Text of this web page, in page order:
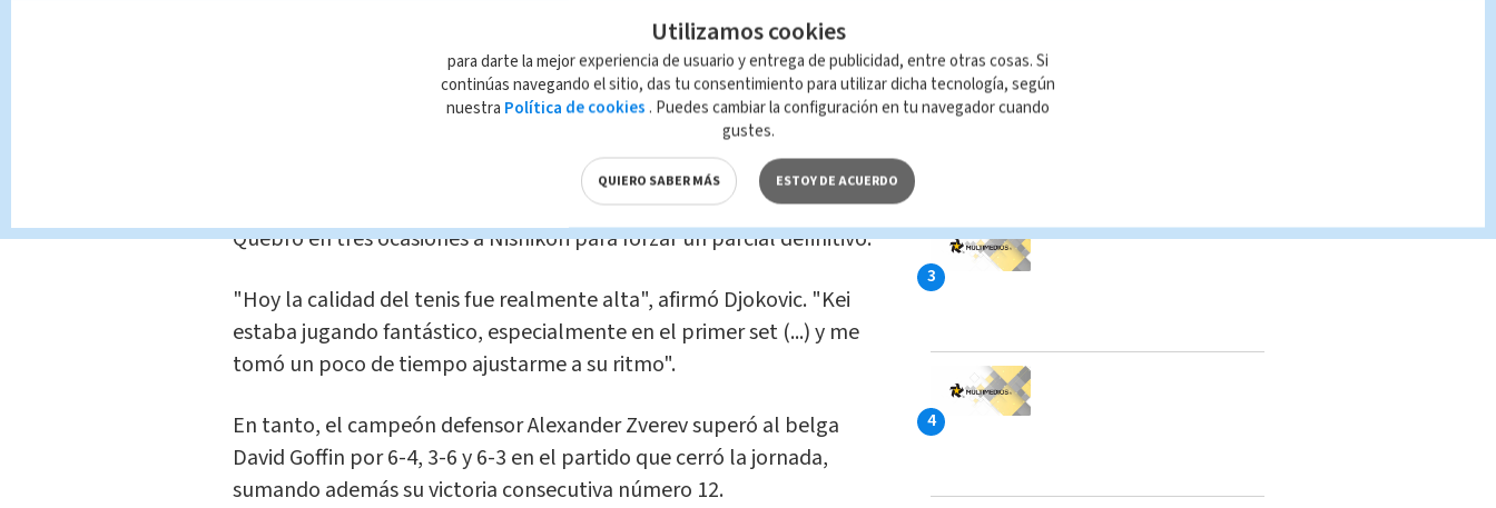
Djokovic, que se enfrentó por última vez a Nadal en las semifinales
del Abierto de Madrid en 2017, comenzó de mala forma su encuentro
con Nishikori, que capitalizó los consecutivos errores del serbio para
quedarse con la primera manga.
Ambos jugadores buscaban su mejor forma física tras largas lesiones,
pero Djokovic mostró una mejor respuesta en los siguientes sets.
Quebró en tres ocasiones a Nishikori para forzar un parcial definitivo.
"Hoy la calidad del tenis fue realmente alta", afirmó Djokovic. "Kei
estaba jugando fantástico, especialmente en el primer set (...) y me
tomó un poco de tiempo ajustarme a su ritmo".
En tanto, el campeón defensor Alexander Zverev superó al belga
David Goffin por 6-4, 3-6 y 6-3 en el partido que cerró la jornada,
sumando además su victoria consecutiva número 12.
Utilizamos cookies
para darte la mejor experiencia de usuario y entrega de publicidad, entre otras cosas. Si
continúas navegando el sitio, das tu consentimiento para utilizar dicha tecnología, según
nuestra Política de cookies . Puedes cambiar la configuración en tu navegador cuando
gustes.
QUIERO SABER MÁS ESTOY DE ACUERDO